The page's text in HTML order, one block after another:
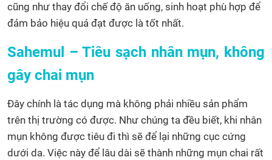
cũng như thay đổi chế độ ăn uống, sinh hoạt phù hợp để
đảm bảo hiệu quả đạt được là tốt nhất.
Sahemul – Tiêu sạch nhân mụn, không
gây chai mụn
Đây chính là tác dụng mà không phải nhiều sản phẩm
trên thị trường có được. Như chúng ta đều biết, khi nhân
mụn không được tiêu đi thì sẽ để lại những cục cứng
dưới da. Việc này để lâu dài sẽ thành những mụn chai rất